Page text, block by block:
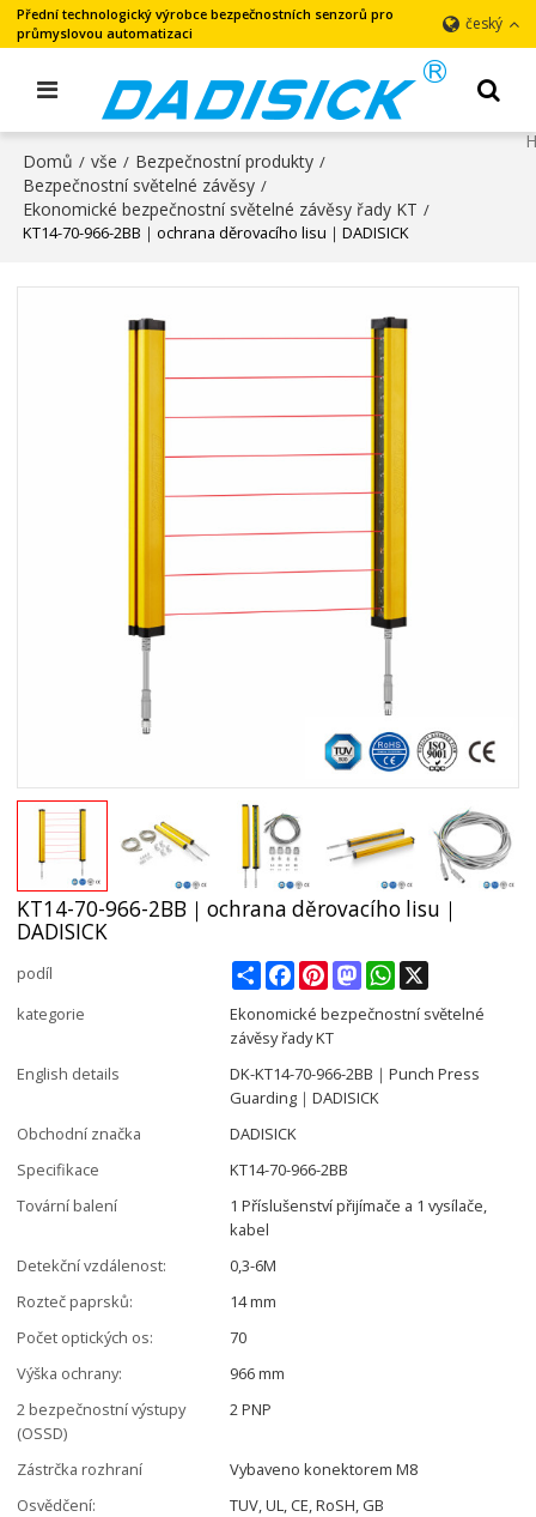
Přední technologický výrobce bezpečnostních senzorů pro
průmyslovou automatizaci
český
Domů / vše / Bezpečnostní produkty /
Bezpečnostní světelné závěsy /
Ekonomické bezpečnostní světelné závěsy řady KT /
KT14-70-966-2BB｜ochrana děrovacího lisu｜DADISICK
KT14-70-966-2BB｜ochrana děrovacího lisu｜
DADISICK
podíl ShareFacebookPinterestMastodonWhatsApp
kategorie
Ekonomické bezpečnostní světelné
závěsy řady KT
English details
DK-KT14-70-966-2BB｜Punch Press
Guarding｜DADISICK
Obchodní značka
DADISICK
Specifikace
KT14-70-966-2BB
Tovární balení
1 Příslušenství přijímače a 1 vysílače,
kabel
Detekční vzdálenost:
0,3-6M
Rozteč paprsků:
14 mm
Počet optických os:
70
Výška ochrany:
966 mm
2 bezpečnostní výstupy
(OSSD)
2 PNP
Zástrčka rozhraní
Vybaveno konektorem M8
Osvědčení:
TUV, UL, CE, RoSH, GB